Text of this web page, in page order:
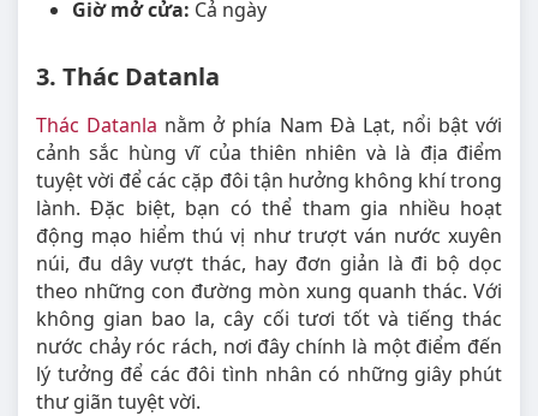
Giờ mở cửa: Cả ngày
3. Thác Datanla
Thác Datanla nằm ở phía Nam Đà Lạt, nổi bật với
cảnh sắc hùng vĩ của thiên nhiên và là địa điểm
tuyệt vời để các cặp đôi tận hưởng không khí trong
lành. Đặc biệt, bạn có thể tham gia nhiều hoạt
động mạo hiểm thú vị như trượt ván nước xuyên
núi, đu dây vượt thác, hay đơn giản là đi bộ dọc
theo những con đường mòn xung quanh thác. Với
không gian bao la, cây cối tươi tốt và tiếng thác
nước chảy róc rách, nơi đây chính là một điểm đến
lý tưởng để các đôi tình nhân có những giây phút
thư giãn tuyệt vời.